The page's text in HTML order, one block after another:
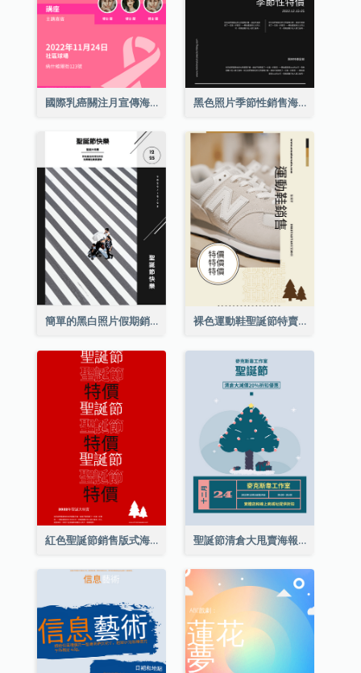
國際乳癌關注月宣傳海報 黑色照片季節性銷售海報
簡單的黑白照片假期銷售海報 裸色運動鞋聖誕節特賣海報
紅色聖誕節銷售版式海報 聖誕節清倉大甩賣海報